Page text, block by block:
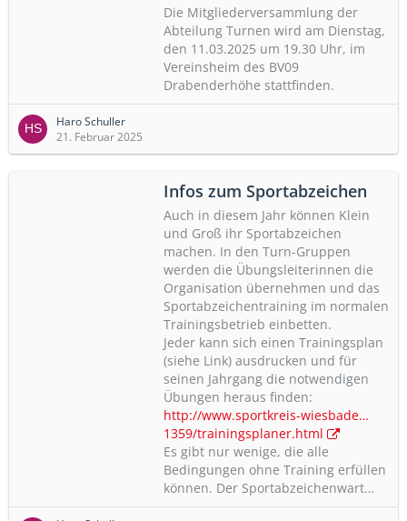
Die Mitgliederversammlung der
Abteilung Turnen wird am Dienstag,
den 11.03.2025 um 19.30 Uhr, im
Vereinsheim des BV09
Drabenderhöhe stattfinden.
Haro Schuller
21. Februar 2025
Infos zum Sportabzeichen
Auch in diesem Jahr können Klein
und Groß ihr Sportabzeichen
machen. In den Turn-Gruppen
werden die Übungsleiterinnen die
Organisation übernehmen und das
Sportabzeichentraining im normalen
Trainingsbetrieb einbetten.
Jeder kann sich einen Trainingsplan
(siehe Link) ausdrucken und für
seinen Jahrgang die notwendigen
Übungen heraus finden:
http://www.sportkreis-wiesbade…
1359/trainingsplaner.html
Es gibt nur wenige, die alle
Bedingungen ohne Training erfüllen
können. Der Sportabzeichenwart…